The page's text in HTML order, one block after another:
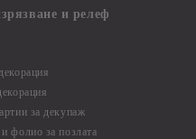
и релеф
за декупаж
фолио за позлата